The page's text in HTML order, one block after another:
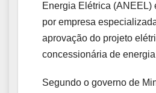
Energia Elétrica (ANEEL)
por empresa
aprovação do projeto
concessionária de
Segundo o governo de